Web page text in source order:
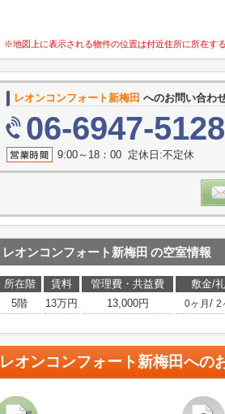
※地図上に表示される物件の位置は付近住所に所在す
レオンコンフォート新梅田 へのお問い合わ
06-6947-5128
9:00～18：00 定休日:不定休
レオンコンフォート新梅田 の空室情報
所在階 賃料 管理費・共益費 敷金/
5階
13万円 13,000円 0ヶ月 / 2
レオンコンフォート新梅田への